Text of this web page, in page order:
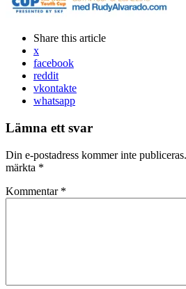
Share this article
x
facebook
reddit
vkontakte
whatsapp
Lämna ett svar
Din e-postadress kommer inte publiceras.
märkta *
Kommentar *